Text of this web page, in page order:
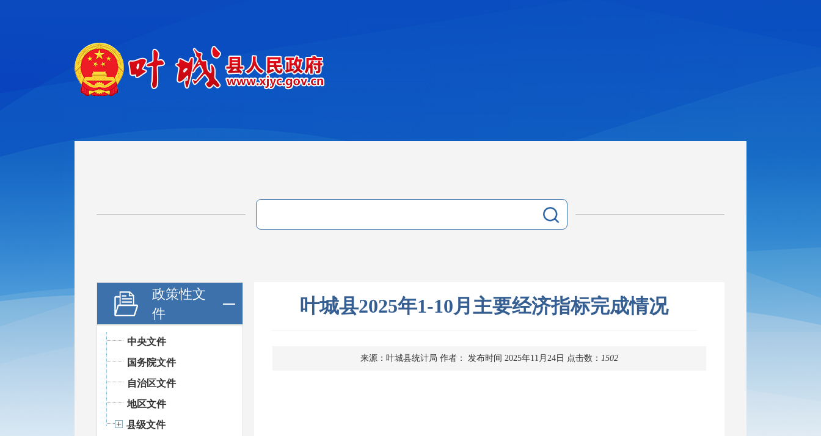
政策性文
件
中央文件
国务院文件
自治区文件
地区文件
县级文件
叶城县2025年1-10月主要经济指标完成情况
来源：叶城县统计局 作者： 发布时间 2025年11月24日 点击数： 1502